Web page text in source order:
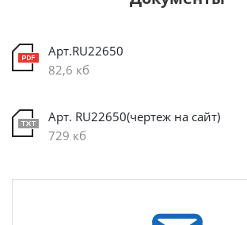
Арт.RU22650
82,6 кб
Арт. RU22650(чертеж на сайт)
729 кб